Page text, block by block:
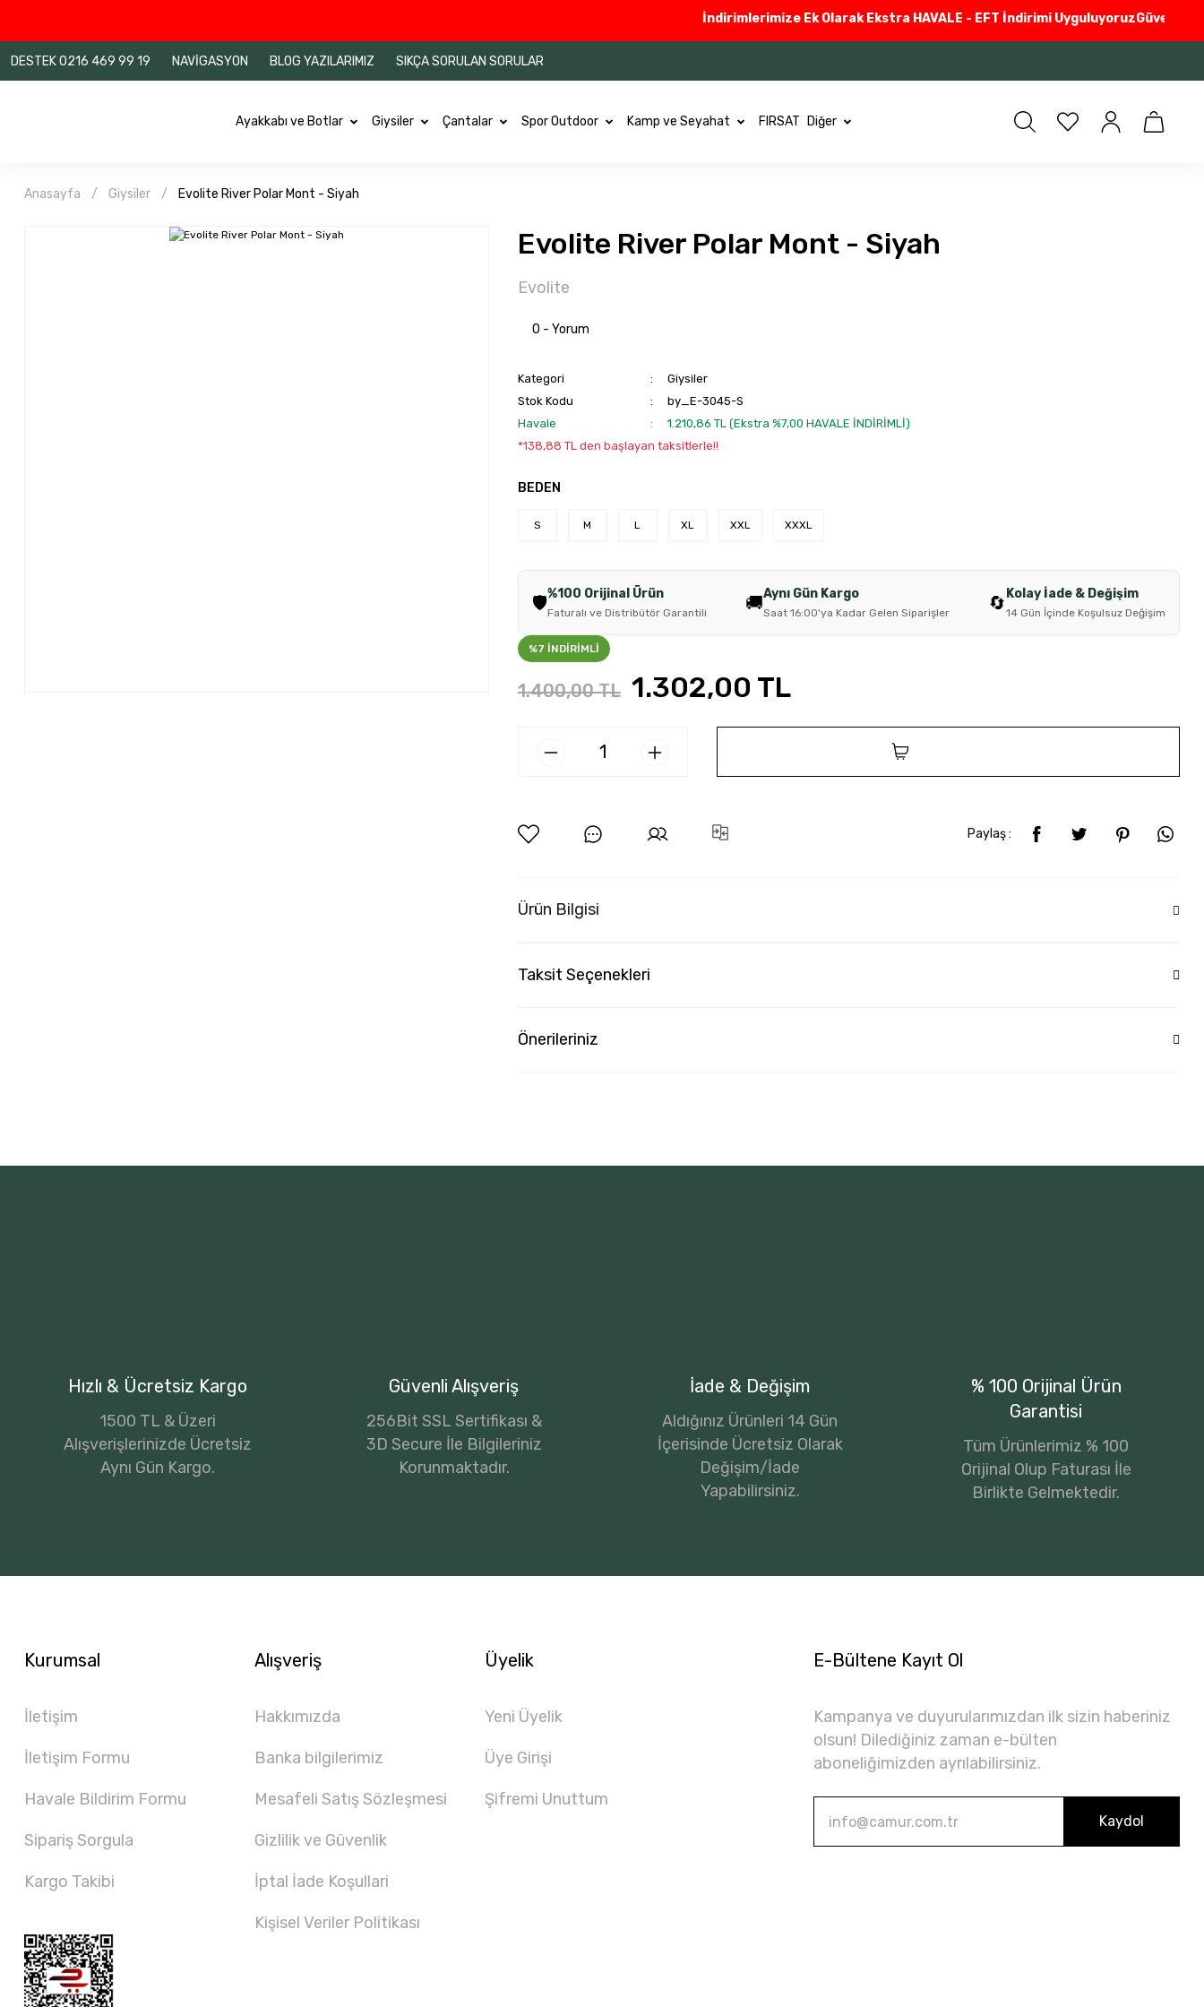
İndirimlerimize Ek Olarak Ekstra HAVALE - EFT İndirimi UyguluyoruzGüvenli
DESTEK 0216 469 99 19 NAVİGASYON BLOG YAZILARIMIZ SIKÇA SORULAN SORULAR
Ayakkabı ve Botlar Giysiler Çantalar Spor Outdoor Kamp ve Seyahat FIRSAT Diğer
Anasayfa Giysiler Evolite River Polar Mont - Siyah
Evolite River Polar Mont - Siyah
Evolite
0 - Yorum
Kategori
Giysiler
Stok Kodu
by_E-3045-S
Havale
1.210,86 TL (Ekstra %7,00 HAVALE İNDİRİMLİ)
*138,88 TL den başlayan taksitlerle!!
BEDEN
S M L XL XXL XXXL
🛡️%100 Orijinal Ürün
Faturalı ve Distribütör Garantili 🚚Aynı Gün Kargo
Saat 16:00'ya Kadar Gelen Siparişler 🔄 Kolay İade & Değişim
14 Gün İçinde Koşulsuz Değişim
%7 İNDİRİMLİ
1.400,00 TL 1.302,00 TL
Paylaş :
Ürün Bilgisi
Taksit Seçenekleri
Önerileriniz
Hızlı & Ücretsiz Kargo
1500 TL & Üzeri
Alışverişlerinizde Ücretsiz
Aynı Gün Kargo.
Güvenli Alışveriş
256Bit SSL Sertifikası &
3D Secure İle Bilgileriniz
Korunmaktadır.
İade & Değişim
Aldığınız Ürünleri 14 Gün
İçerisinde Ücretsiz Olarak
Değişim/İade
Yapabilirsiniz.
% 100 Orijinal Ürün
Garantisi
Tüm Ürünlerimiz % 100
Orijinal Olup Faturası İle
Birlikte Gelmektedir.
Kurumsal
İletişim
İletişim Formu
Havale Bildirim Formu
Sipariş Sorgula
Kargo Takibi
Alışveriş
Hakkımızda
Banka bilgilerimiz
Mesafeli Satış Sözleşmesi
Gizlilik ve Güvenlik
İptal İade Koşullari
Kişisel Veriler Politikası
Üyelik
Yeni Üyelik
Üye Girişi
Şifremi Unuttum
E-Bültene Kayıt Ol
Kampanya ve duyurularımızdan ilk sizin haberiniz
olsun! Dilediğiniz zaman e-bülten
aboneliğimizden ayrılabilirsiniz.
Kaydol